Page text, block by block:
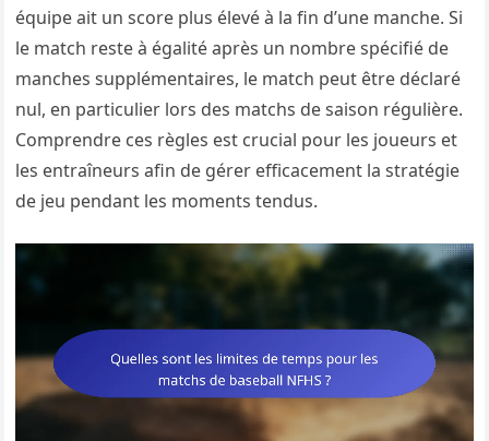
équipe ait un score plus élevé à la fin d’une manche. Si
le match reste à égalité après un nombre spécifié de
manches supplémentaires, le match peut être déclaré
nul, en particulier lors des matchs de saison régulière.
Comprendre ces règles est crucial pour les joueurs et
les entraîneurs afin de gérer efficacement la stratégie
de jeu pendant les moments tendus.